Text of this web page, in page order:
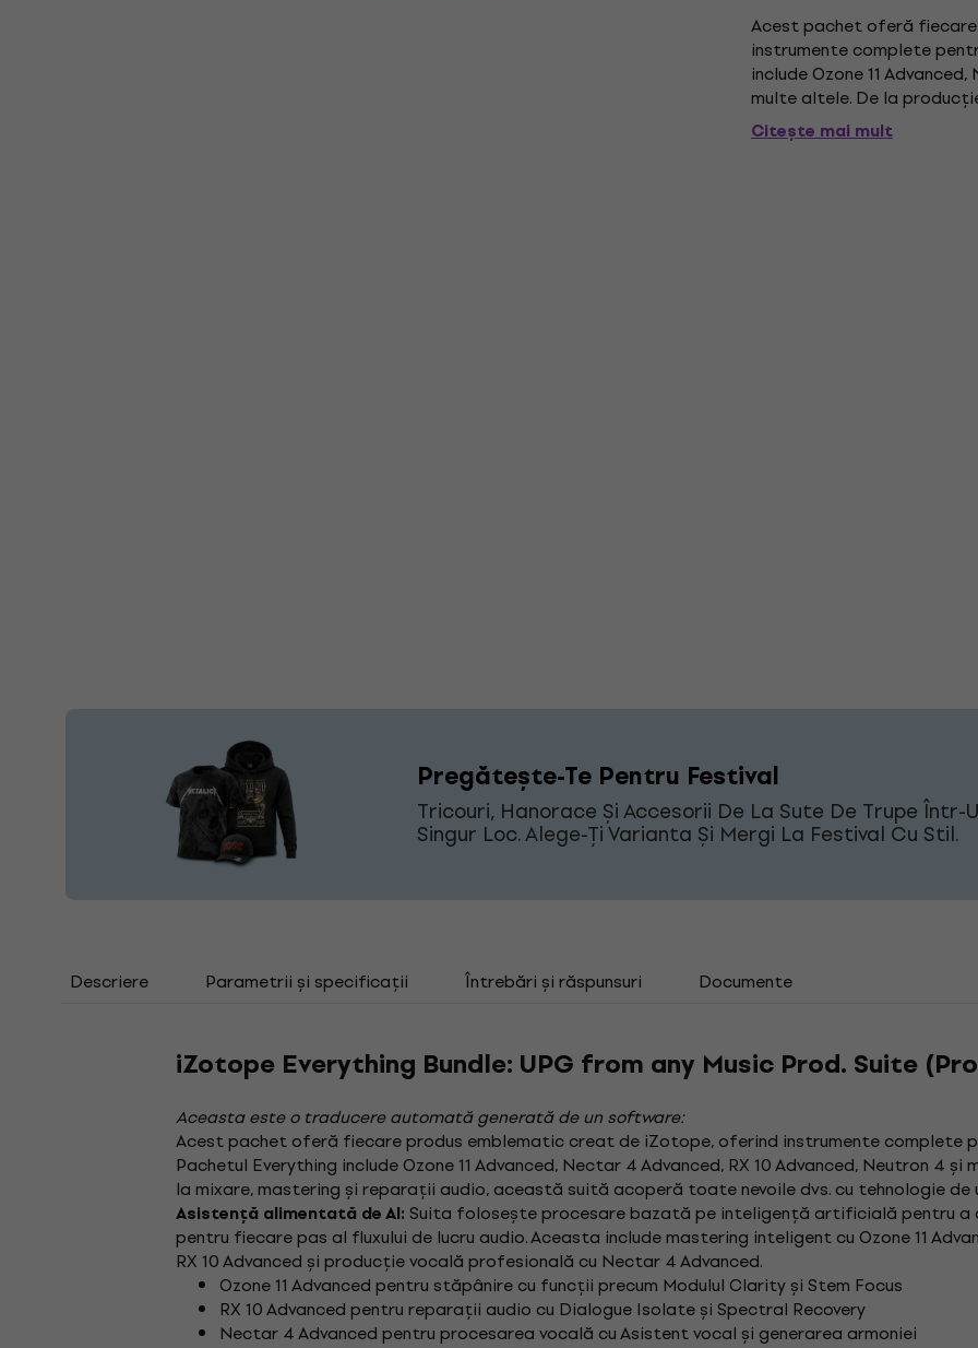
Acest pachet oferă
instrumente complete
include Ozone 11
multe altele. De la
această suită acoperă toate
Citește mai mult
Pregătește-Te Pentru Festival
Tricouri, Hanorace Și Accesorii De La Sute De Trupe Într-
Singur Loc. Alege-Ți Varianta Și Mergi La Festival Cu Stil.
Descriere Parametrii și specificații Întrebări și răspunsuri Documente
iZotope Everything Bundle: UPG from any Music Prod. Suite
Aceasta este o traducere automată generată de un software:
Acest pachet oferă fiecare produs emblematic creat de iZotope, oferind instrumente complete
Pachetul Everything include Ozone 11 Advanced, Nectar 4 Advanced, RX 10 Advanced, Neutron 4
la mixare, mastering și reparații audio, această suită acoperă toate nevoile dvs. cu tehnologie
Asistență alimentată de AI: Suita folosește procesare bazată pe inteligență artificială pentru a
pentru fiecare pas al fluxului de lucru audio. Aceasta include mastering inteligent cu Ozone 11
RX 10 Advanced și producție vocală profesională cu Nectar 4 Advanced.
Ozone 11 Advanced pentru stăpânire cu funcții precum Modulul Clarity și Stem Focus
RX 10 Advanced pentru reparații audio cu Dialogue Isolate și Spectral Recovery
Nectar 4 Advanced pentru procesarea vocală cu Asistent vocal și generarea armoniei